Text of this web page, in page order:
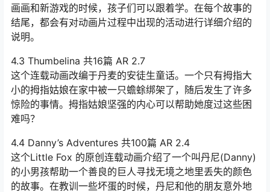
画画和新游戏的时候，孩子们可以跟着学。在每个故事的
结尾，都会有对动画片过程中出现的活动进行详细介绍的
说明。
4.3 Thumbelina 共16篇 AR 2.7
这个连载动画改编于丹麦的安徒生童话。一个只有拇指大
小的拇指姑娘在家中被一只蟾蜍绑架了，随后发生了许多
惊险的事情。拇指姑娘坚强的内心可以帮助她度过这些困
难吗？
4.4 Danny’s Adventures 共100篇 AR 2.4
这个Little Fox 的原创连载动画介绍了一个叫丹尼(Danny)
的小男孩帮助一个善良的巨人寻找无境之地里丢失的颜色
的故事。在教训一些坏蛋的时候，丹尼和他的朋友意外地